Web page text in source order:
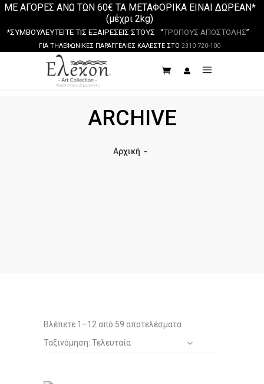
ΜΕ ΑΓΟΡΕΣ ΑΝΩ ΤΩΝ 60€ ΤΑ ΜΕΤΑΦΟΡΙΚΑ ΕΙΝΑΙ ΔΩΡΕΑΝ*
(μέχρι 2kg)
*ΣΥΜΒΟΥΛΕΥΤΕΙΤΕ ΤΙΣ ΕΞΑΙΡΕΣΕΙΣ ΣΤΟΥΣ “ΤΡΟΠΟΥΣ ΑΠΟΣΤΟΛΗΣ”
ΓΙΑ ΤΗΛΕΦΩΝΙΚΕΣ ΠΑΡΑΓΓΕΛΙΕΣ ΚΑΛΕΣΤΕ ΣΤΟ 2310 720-100
ARCHIVE
Αρχική -
Βλέπετε 1–12 από 59 αποτελέσματα
by
Ταξινόμηση: Τελευταία